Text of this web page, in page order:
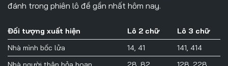
đánh trong phiên lô đề gần nhất hôm nay.
Đối tượng xuất hiện Lô 2 chữ
Lô 3 chữ
Nhà mình bốc lửa
14, 41
141, 414